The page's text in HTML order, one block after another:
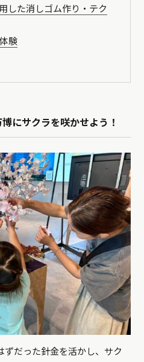
した消しゴム作り・テク
験
にサクラを咲かせよう！
ずだった針金を活かし、サク